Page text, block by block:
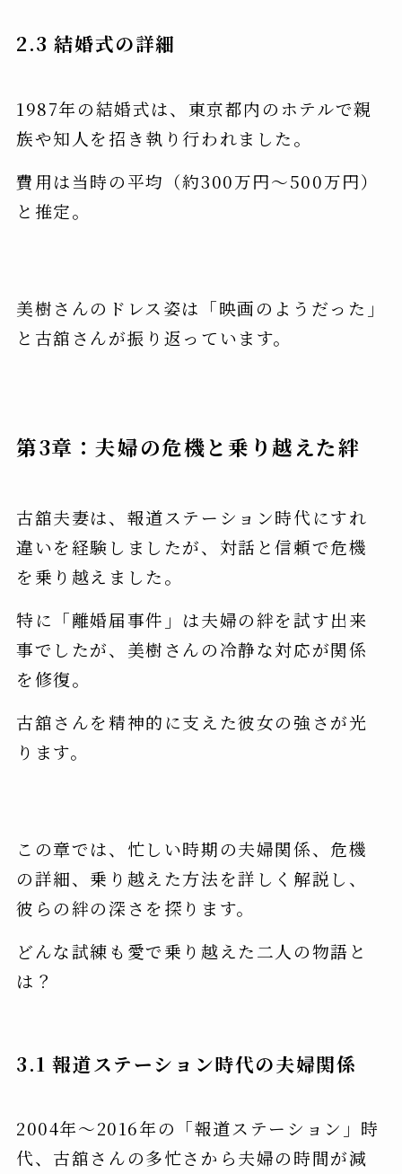
2.3 結婚式の詳細
1987年の結婚式は、東京都内のホテルで親
族や知人を招き執り行われました。
費用は当時の平均（約300万円～500万円）
と推定。
美樹さんのドレス姿は「映画のようだった」
と古舘さんが振り返っています。
第3章：夫婦の危機と乗り越えた絆
古舘夫妻は、報道ステーション時代にすれ
違いを経験しましたが、対話と信頼で危機
を乗り越えました。
特に「離婚届事件」は夫婦の絆を試す出来
事でしたが、美樹さんの冷静な対応が関係
を修復。
古舘さんを精神的に支えた彼女の強さが光
ります。
この章では、忙しい時期の夫婦関係、危機
の詳細、乗り越えた方法を詳しく解説し、
彼らの絆の深さを探ります。
どんな試練も愛で乗り越えた二人の物語と
は？
3.1 報道ステーション時代の夫婦関係
2004年～2016年の「報道ステーション」時
代、古舘さんの多忙さから夫婦の時間が減